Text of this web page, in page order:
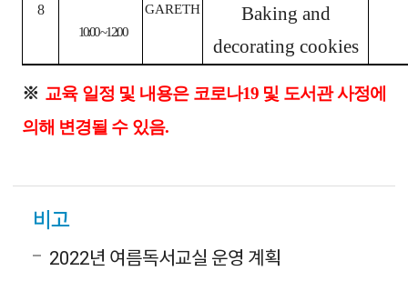
8
10:00 ~ 12:00
GARETH
Baking and
decorating cookies
※ 교육 일정 및 내용은 코로나19 및 도서관 사정에
의해 변경될 수 있음.
비고
2022년 여름독서교실 운영 계획